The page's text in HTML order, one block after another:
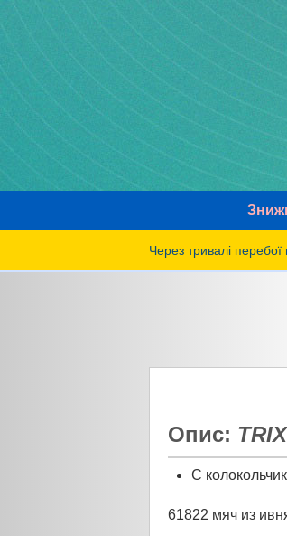
Через тривалі
Опис:
С
61822 мяч из